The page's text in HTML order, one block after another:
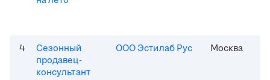
4
Сезонный
продавец-
консультант
ООО Эстилаб Рус Москва